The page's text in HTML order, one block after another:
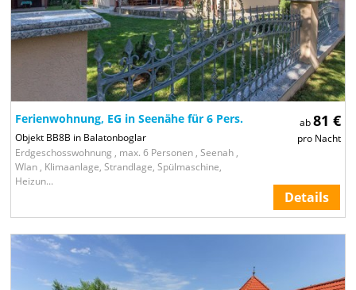
ab81 €
pro Nacht
Ferienwohnung, EG in Seenähe für 6 Pers.
Objekt BB8B in Balatonboglar
Erdgeschosswohnung , max. 6 Personen , Seenah ,
Wlan , Klimaanlage, Strandlage, Spülmaschine,
Heizun...
Details